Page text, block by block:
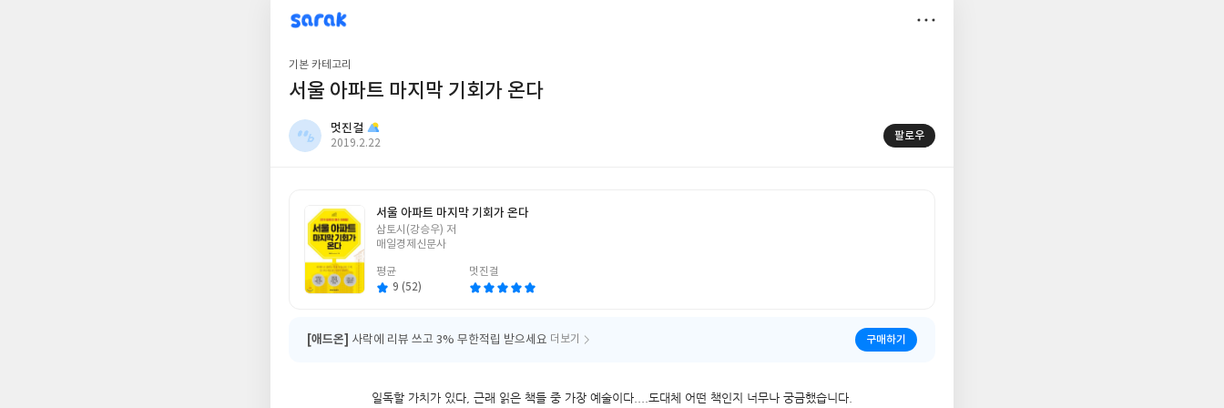
sarak
멋진걸
기본 카테고리
서울 아파트 마지막 기회가 온다
멋진걸
작
2019.2.22
팔로우
서울 아파트 마지막 기회가 온다
글
쓴
삼토시(강승우) 저
매일경제신문사
평균
9 (52)
멋진걸
[애드온] 사락에 리뷰 쓰고 3% 무한적립 받으세요 더보기 구매하기
일독할 가치가 있다, 근래 읽은 책들 중 가장 예술이다....도대체 어떤 책인지 너무나 궁금했습니다.